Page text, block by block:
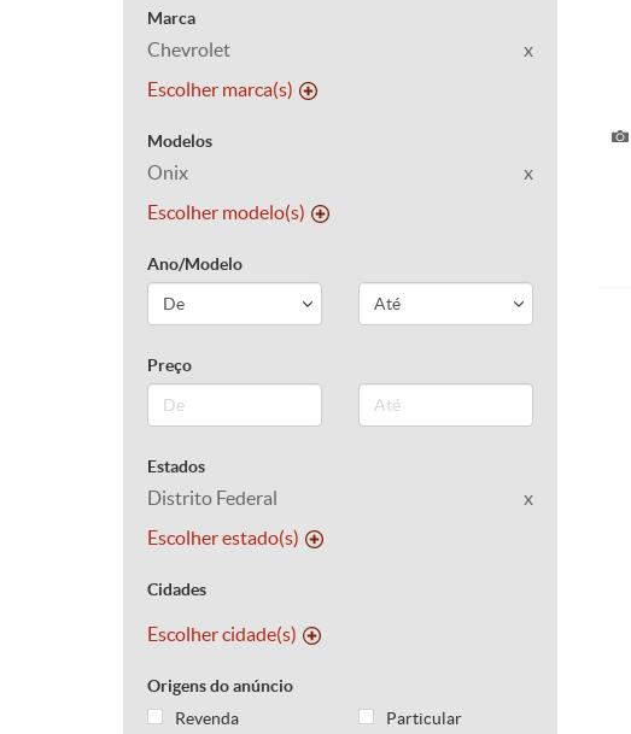
Marca
Chevrolet
x
Escolher marca(s)
Modelos
Onix
x
Escolher modelo(s)
Ano/Modelo
Preço
Estados
Distrito Federal
x
Escolher estado(s)
Cidades
Escolher cidade(s)
Origens do anúncio
Revenda
Particular